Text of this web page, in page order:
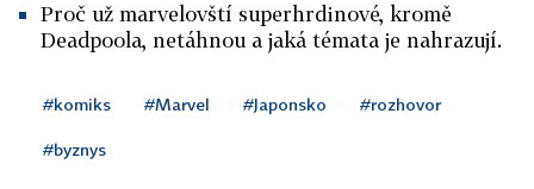
Proč už marvelovští superhrdinové, kromě
Deadpoola, netáhnou a jaká témata je nahrazují.
#komiks #Marvel #Japonsko #rozhovor
#byznys